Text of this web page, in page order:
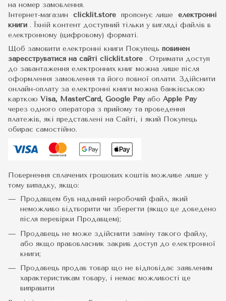
на номер замовлення.
Інтернет-магазин clicklit.store пропонує лише електронні
книги . Їхній контент доступний тільки у вигляді файлів в
електронному (цифровому) форматі.
Щоб замовити електронні книги Покупець повинен
зареєструватися на сайті clicklit.store . Отримати доступ
до завантаження електронних книг можна лише після
оформлення замовлення та його повної оплати. Здійснити
онлайн-оплату за електронні книги можна банківською
карткою Visa, MasterCard, Google Pay або Apple Pay
через одного оператора з прийому та проведення
платежів, які представлені на Сайті, і який Покупець
обирає самостійно.
Повернення сплачених грошових коштів можливе лише у
тому випадку, якщо:
Продавцем був наданий неробочий файл, який
неможливо відтворити чи зберегти (якщо це доведено
після перевірки Продавцем);
Продавець не може здійснити заміну такого файлу,
або якщо правовласник закрив доступ до електронної
книги;
Продавець продав товар що не відповідає заявленим
характеристикам товару, і немає можливості це
виправити